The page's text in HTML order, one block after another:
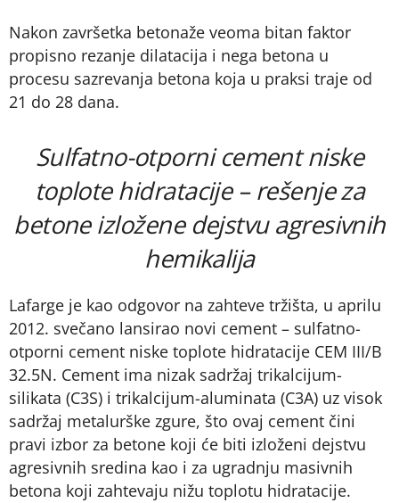
Nakon završetka betonaže veoma bitan faktor
propisno rezanje dilatacija i nega betona u
procesu sazrevanja betona koja u praksi traje od
21 do 28 dana.
Sulfatno-otporni cement niske
toplote hidratacije – rešenje za
betone izložene dejstvu agresivnih
hemikalija
Lafarge je kao odgovor na zahteve tržišta, u aprilu
2012. svečano lansirao novi cement – sulfatno-
otporni cement niske toplote hidratacije CEM III/B
32.5N. Cement ima nizak sadržaj trikalcijum-
silikata (C3S) i trikalcijum-aluminata (C3A) uz visok
sadržaj metalurške zgure, što ovaj cement čini
pravi izbor za betone koji će biti izloženi dejstvu
agresivnih sredina kao i za ugradnju masivnih
betona koji zahtevaju nižu toplotu hidratacije.